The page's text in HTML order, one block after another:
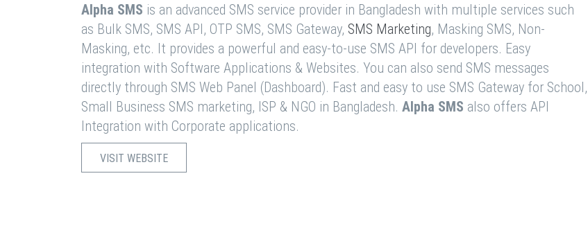
Alpha SMS is an advanced SMS service provider in Bangladesh with multiple services such
as Bulk SMS, SMS API, OTP SMS, SMS Gateway, SMS Marketing, Masking SMS, Non-
Masking, etc. It provides a powerful and easy-to-use SMS API for developers. Easy
integration with Software Applications & Websites. You can also send SMS messages
directly through SMS Web Panel (Dashboard). Fast and easy to use SMS Gateway for School,
Small Business SMS marketing, ISP & NGO in Bangladesh. Alpha SMS also offers API
Integration with Corporate applications.
VISIT WEBSITE